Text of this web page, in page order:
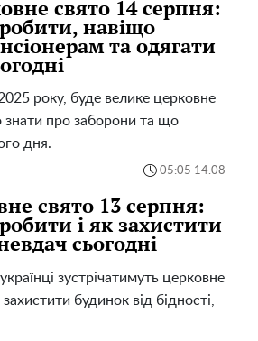
свято 14 серпня:
навіщо
та одягати
року, буде велике церковне
знати про заборони та що
дня.
05:05 14.08
свято 13 серпня:
і як захистити
сьогодні
зустрічатимуть церковне
будинок від бідності,